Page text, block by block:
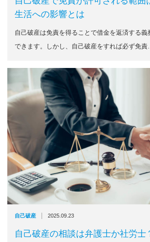
生活への影響とは
自己破産は免責を得ることで借金を返済する義
できます。しかし、自己破産をすれば必ず免責…
自己破産 | 2025.09.23
自己破産の相談は弁護士か社労士